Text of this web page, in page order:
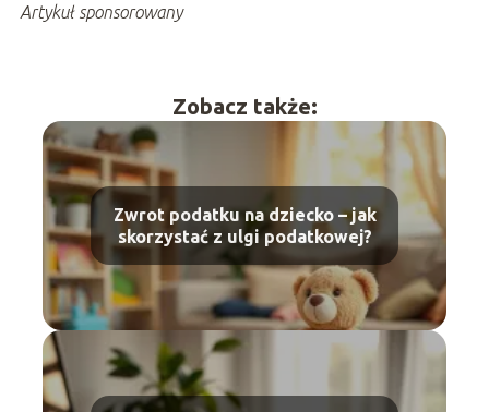
Artykuł sponsorowany
Zobacz także:
Zwrot podatku na dziecko – jak
skorzystać z ulgi podatkowej?